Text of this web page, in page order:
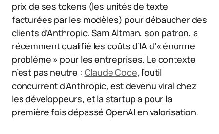
prix de ses tokens (les unités de texte
facturées par les modèles) pour débaucher des
clients d’Anthropic. Sam Altman, son patron, a
récemment qualifié les coûts d’IA d’« énorme
problème » pour les entreprises. Le contexte
n’est pas neutre : Claude Code, l’outil
concurrent d’Anthropic, est devenu viral chez
les développeurs, et la startup a pour la
première fois dépassé OpenAI en valorisation.